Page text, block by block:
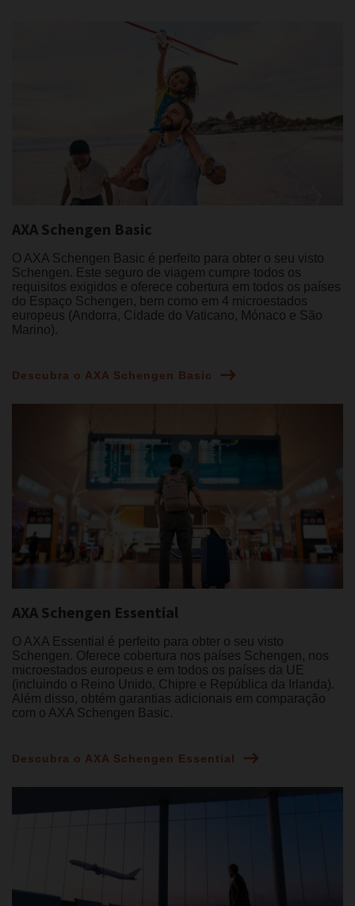
AXA Schengen Basic
O AXA Schengen Basic é perfeito para obter o seu visto
Schengen. Este seguro de viagem cumpre todos os
requisitos exigidos e oferece cobertura em todos os países
do Espaço Schengen, bem como em 4 microestados
europeus (Andorra, Cidade do Vaticano, Mónaco e São
Marino).
Descubra o AXA Schengen Basic
AXA Schengen Essential
O AXA Essential é perfeito para obter o seu visto
Schengen. Oferece cobertura nos países Schengen, nos
microestados europeus e em todos os países da UE
(incluindo o Reino Unido, Chipre e República da Irlanda).
Além disso, obtém garantias adicionais em comparação
com o AXA Schengen Basic.
Descubra o AXA Schengen Essential